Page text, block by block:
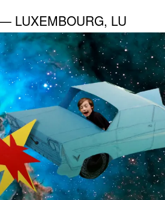
LUXEMBOURG, LU